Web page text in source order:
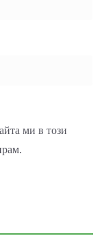
ми в този